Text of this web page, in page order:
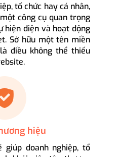
tổ chức hay cá nhân,
công cụ quan trọng
hiện diện và hoạt động
Sở hữu một tên miền
điều không thể thiếu
hiệu
doanh nghiệp, tổ